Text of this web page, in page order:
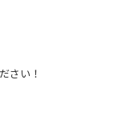
さい！